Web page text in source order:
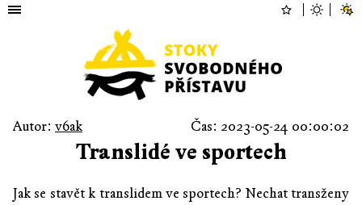
Autor: v6ak Čas: 2023-05-24 00:00:02
Translidé ve sportech
Jak se stavět k translidem ve sportech? Nechat transženy